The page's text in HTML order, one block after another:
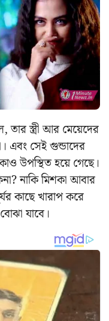
স্ত্রী আর মেয়েদের
এবং সেই গুন্ডাদের
উপস্থিত হয়ে গেছে।
নাকি মিশকা আবার
কাছে খারাপ করে
যাবে।